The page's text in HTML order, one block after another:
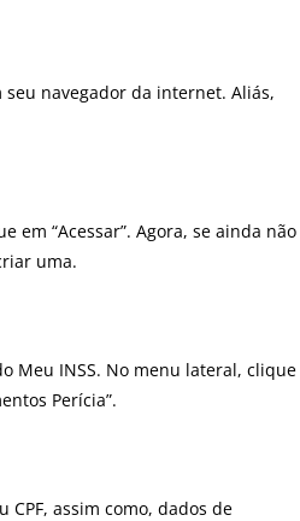
seu navegador da internet. Aliás,
em “Acessar”. Agora, se ainda não
uma.
Meu INSS. No menu lateral, clique
Perícia”.
assim como, dados de